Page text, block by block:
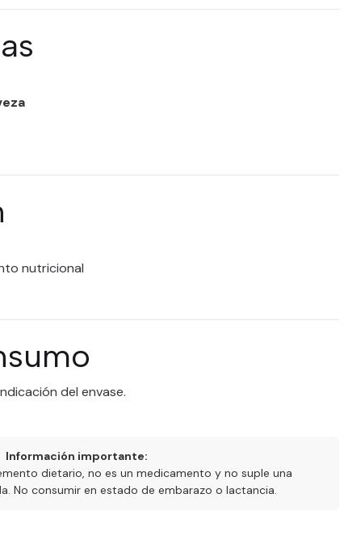
nutricional
del envase.
Información importante:
dietario, no es un medicamento y no suple una
No consumir en estado de embarazo o lactancia.